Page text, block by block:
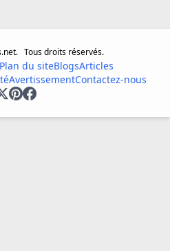
Tous droits réservés.
Plan du siteBlogsArticles
AvertissementContactez-nous